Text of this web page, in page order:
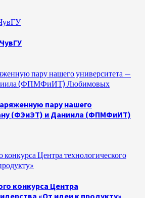
пару нашего университета —
(ФПМФиИТ) Любимовых
пару нашего
(ФЭиЭТ) и Даниила (ФПМФиИТ)
Центра технологического
конкурса Центра